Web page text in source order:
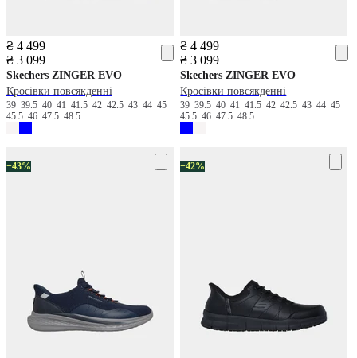
₴ 4 499
₴ 3 099
Skechers ZINGER EVO
Кросівки повсякденні
39 39.5 40 41 41.5 42 42.5 43 44 45
45.5 46 47.5 48.5
₴ 4 499
₴ 3 099
Skechers ZINGER EVO
Кросівки повсякденні
3939.5404141.54242.5434445
45.54647.548.5
−43% −42%